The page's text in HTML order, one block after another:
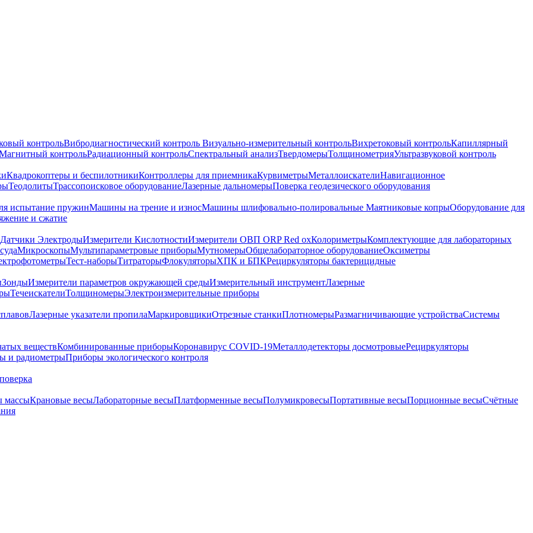
контрольВибродиагностический контроль Визуально-измерительный контрольВихретоковый контрольКапиллярный
контрольРадиационный контрольСпектральный анализТвердомерыТолщинометрияУльтразвуковой контроль
Квадрокоптеры и беспилотникиКонтроллеры для приемникаКурвиметрыМеталлоискателиНавигационное
ТеодолитыТрассопоисковое оборудованиеЛазерные дальномерыПоверка геодезического оборудования
испытание пружинМашины на трение и износМашины шлифовально-полировальные Маятниковые копрыОборудование для
и сжатие
Датчики ЭлектродыИзмерители КислотностиИзмерители ОВП ORP Red oxКолориметрыКомплектующие для лабораторных
МикроскопыМультипараметровые приборыМутномерыОбщелабораторное оборудованиеОксиметры
Тест-наборыТитраторыФлокуляторыХПК и БПКРециркуляторы бактерицидные
ЗондыИзмерители параметров окружающей средыИзмерительный инструментЛазерные
ТечеискателиТолщиномерыЭлектроизмерительные приборы
Лазерные указатели пропилаМаркировщикиОтрезные станкиПлотномерыРазмагничивающие устройстваСистемы
веществКомбинированные приборыКоронавирус COVID-19Металлодетекторы досмотровыеРециркуляторы
и радиометрыПриборы экологического контроля
массыКрановые весыЛабораторные весыПлатформенные весыПолумикровесыПортативные весыПорционные весыСчётные